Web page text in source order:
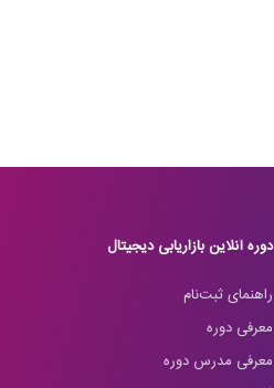
دوره آنلاین بازاریابی دیجیتال
راهنمای ثبت‌نام
معرفی دوره
معرفی مدرس دوره